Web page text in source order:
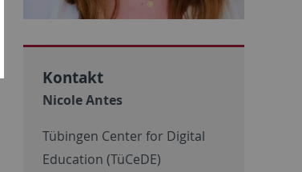
Kontakt
Nicole Antes
Tübingen Center for Digital
Education (TüCeDE)